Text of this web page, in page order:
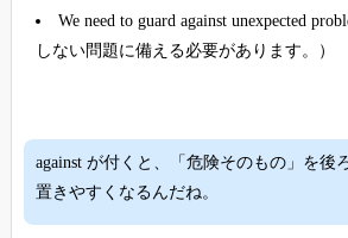
We need to guard against unexpected
しない問題に備える必要があります。）
against が付くと、「危険そのもの」を後
置きやすくなるんだね。